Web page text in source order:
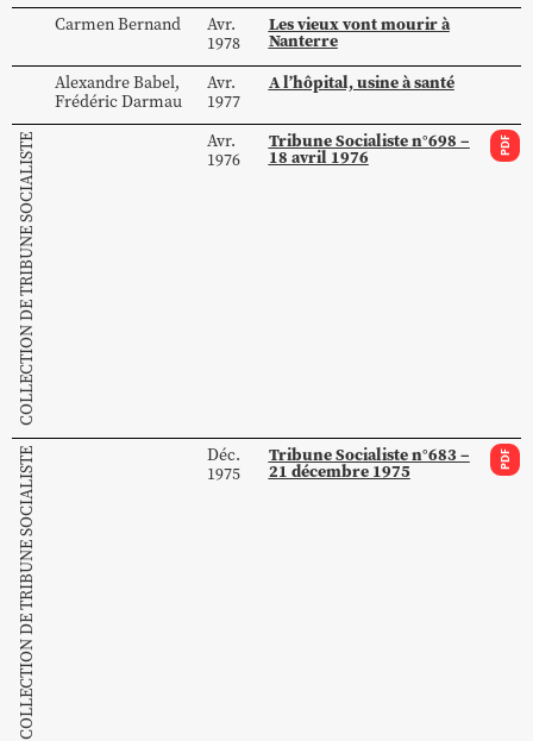
CarmenBernand
Avr.
1978
Les vieux vont mourir à
Nanterre
AlexandreBabel,
FrédéricDarmau
Avr.
1977
A l’hôpital, usine à santé
COLLECTION DE TRIBUNE SOCIALISTE
Avr.
1976
Tribune Socialiste n°698 –
18 avril 1976 PDF
COLLECTION DE TRIBUNE SOCIALISTE
Déc.
1975
Tribune Socialiste n°683 –
21 décembre 1975 PDF